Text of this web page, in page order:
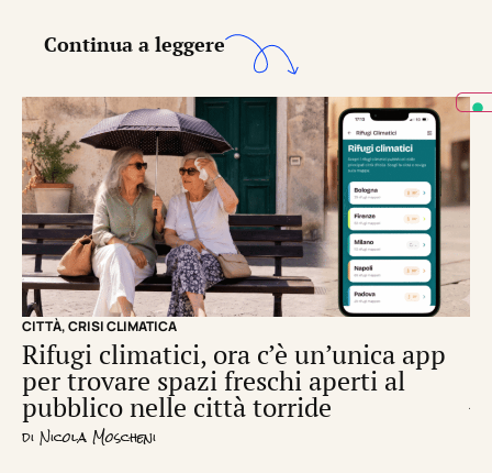
Continua a leggere
CITTÀ,CRISI CLIMATICA
Rifugi climatici, ora c’è un’unica app
per trovare spazi freschi aperti al
pubblico nelle città torride
di Nicola Moscheni